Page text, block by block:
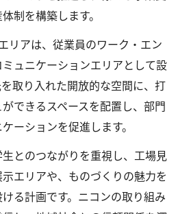
制を構築します。
リアは、従業員のワーク・エン
ュニケーションエリアとして設
取り入れた開放的な空間に、打
できるスペースを配置し、部門
ーションを促進します。
とのつながりを重視し、工場見
エリアや、ものづくりの魅力を
る計画です。ニコンの取り組み